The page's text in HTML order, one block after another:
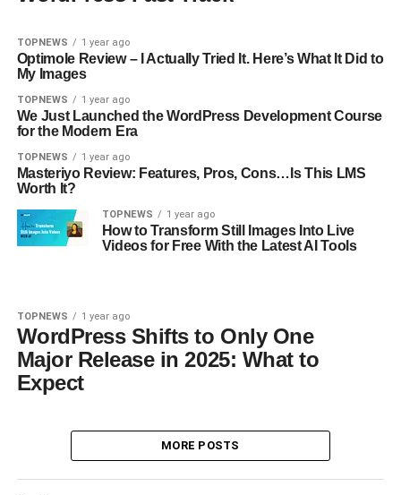
TOPNEWS 1 year ago
Optimole Review – I Actually Tried It. Here’s What It Did to
My Images
TOPNEWS 1 year ago
We Just Launched the WordPress Development Course
for the Modern Era
TOPNEWS 1 year ago
Masteriyo Review: Features, Pros, Cons…Is This LMS
Worth It?
TOPNEWS 1 year ago
How to Transform Still Images Into Live
Videos for Free With the Latest AI Tools
TOPNEWS 1 year ago
WordPress Shifts to Only One
Major Release in 2025: What to
Expect
MORE POSTS